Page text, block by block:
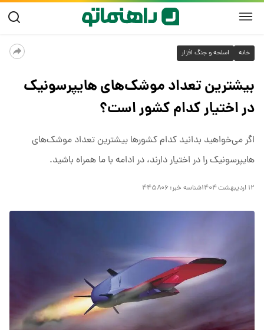
خانه اسلحه و جنگ افزار
بیشترین تعداد موشک‌های هایپرسونیک
در اختیار کدام کشور است؟
اگر می‌خواهید بدانید کدام کشورها بیشترین تعداد موشک‌های
هایپرسونیک را در اختیار دارند، در ادامه با ما همراه باشید.
۱۲ اردیبهشت ۱۴۰۴ شناسه خبر: ۴۴۵۸۰۶